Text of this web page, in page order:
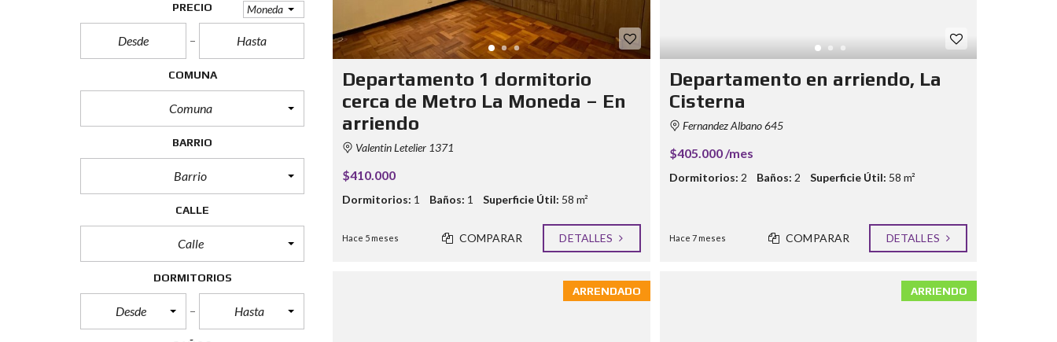
PRECIO Moneda
COMUNA
Comuna
BARRIO
Barrio
CALLE
Calle
DORMITORIOS
Desde Hasta
Departamento 1 dormitorio
cerca de Metro La Moneda – En
arriendo
Valentin Letelier 1371
$410.000
Dormitorios: 1 Baños: 1 Superficie Útil: 58 m²
Hace 5 meses COMPARAR DETALLES
Departamento en arriendo, La
Cisterna
Fernandez Albano 645
$405.000 /mes
Dormitorios: 2 Baños: 2 Superficie Útil: 58 m²
Hace 7 meses COMPARAR DETALLES
ARRENDADO ARRIENDO